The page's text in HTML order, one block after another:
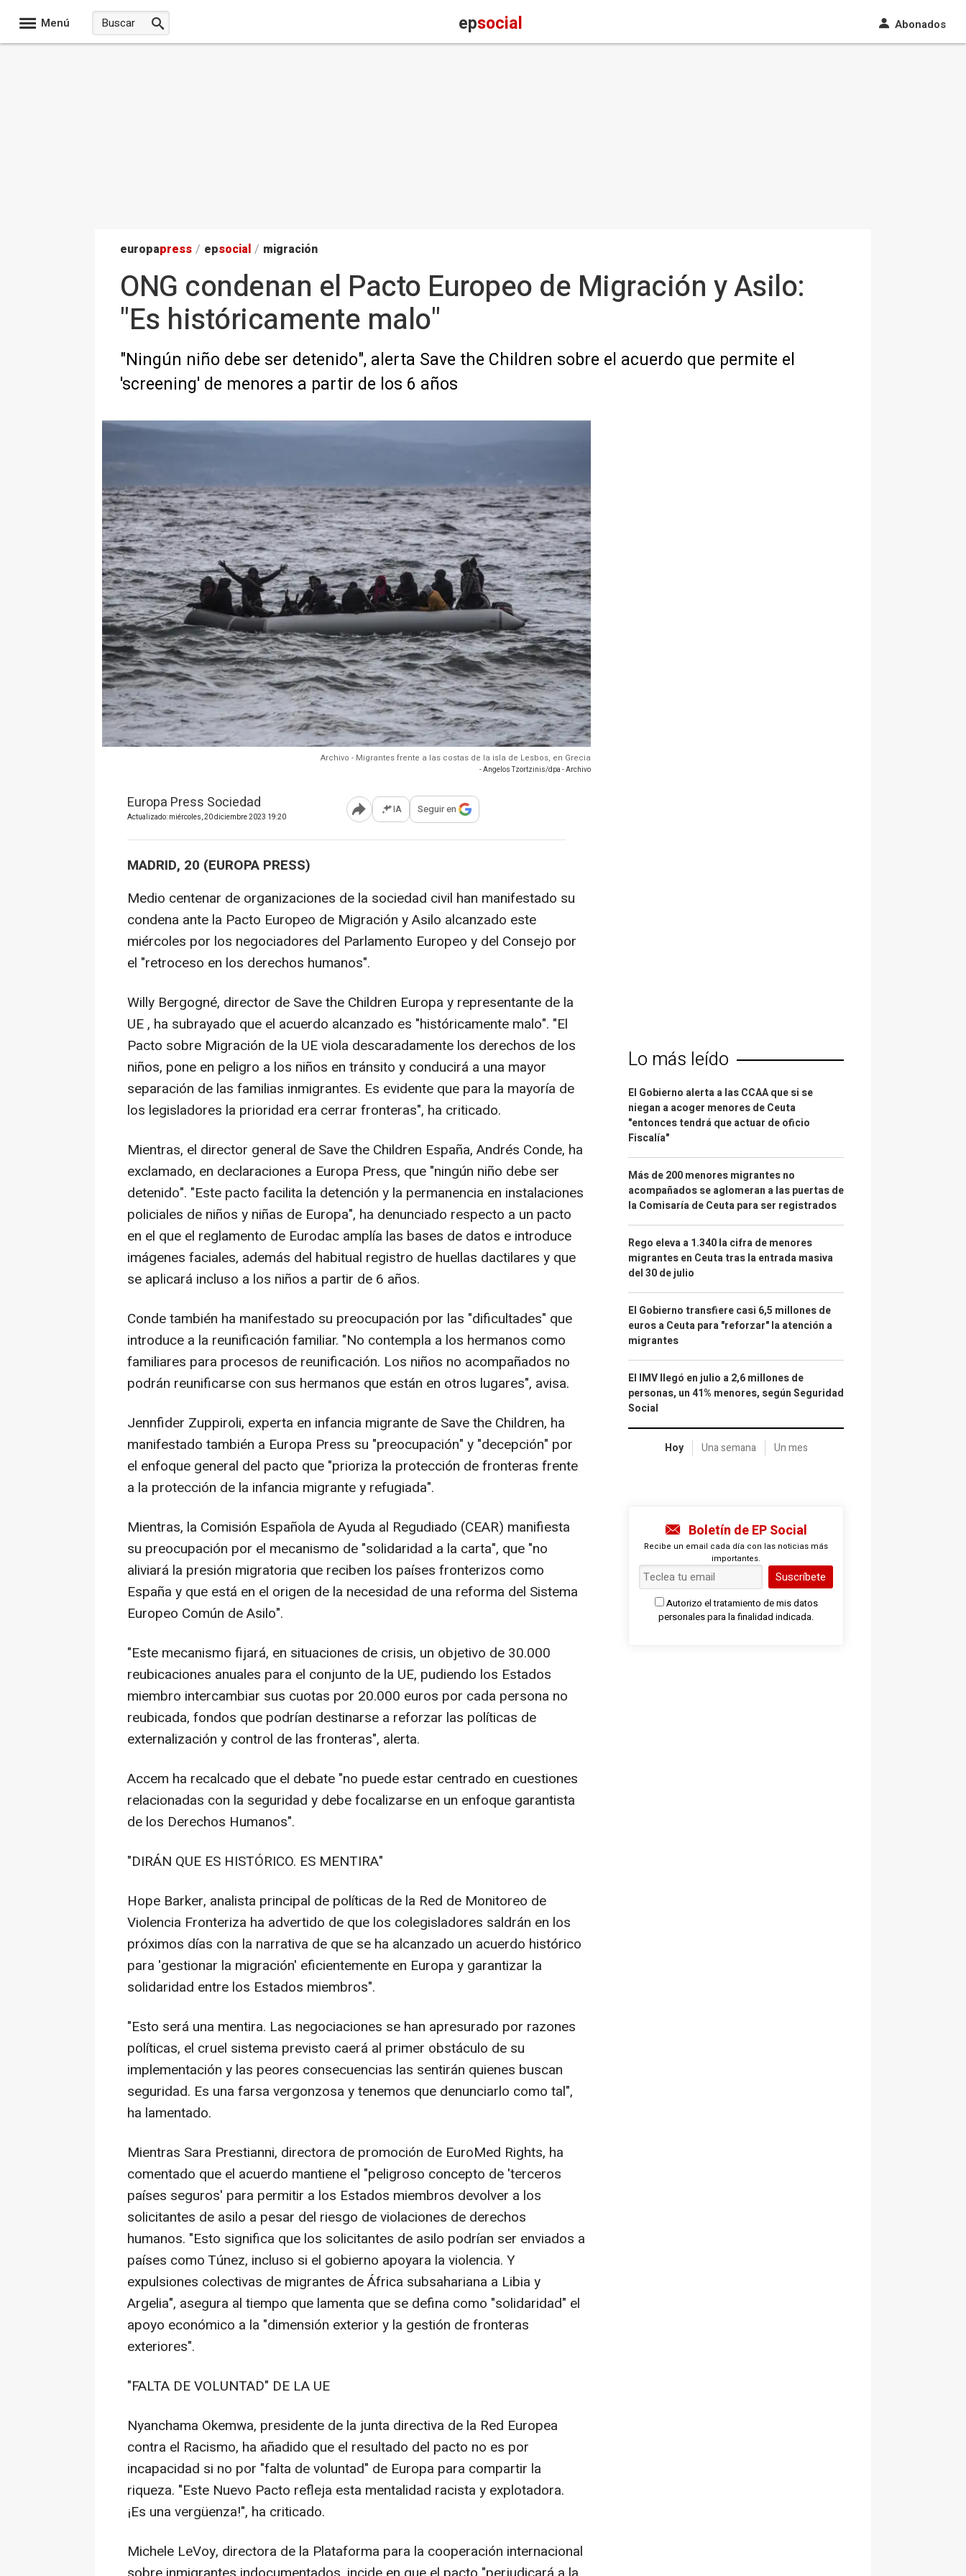
Menú epsocial Abonados
europapress / epsocial / migración
ONG condenan el Pacto Europeo de Migración y Asilo:
"Es históricamente malo"
"Ningún niño debe ser detenido", alerta Save the Children sobre el acuerdo que permite el
'screening' de menores a partir de los 6 años
Archivo - Migrantes frente a las costas de la isla de Lesbos, en Grecia
- Angelos Tzortzinis/dpa - Archivo
Europa Press Sociedad
Actualizado: miércoles, 20 diciembre 2023 19:20 Abrir opciones para compartir
IA Seguir en
MADRID, 20 (EUROPA PRESS)
Medio centenar de organizaciones de la sociedad civil han manifestado su
condena ante la Pacto Europeo de Migración y Asilo alcanzado este
miércoles por los negociadores del Parlamento Europeo y del Consejo por
el "retroceso en los derechos humanos".
Willy Bergogné, director de Save the Children Europa y representante de la
UE , ha subrayado que el acuerdo alcanzado es "históricamente malo". "El
Pacto sobre Migración de la UE viola descaradamente los derechos de los
niños, pone en peligro a los niños en tránsito y conducirá a una mayor
separación de las familias inmigrantes. Es evidente que para la mayoría de
los legisladores la prioridad era cerrar fronteras", ha criticado.
Mientras, el director general de Save the Children España, Andrés Conde, ha
exclamado, en declaraciones a Europa Press, que "ningún niño debe ser
detenido". "Este pacto facilita la detención y la permanencia en instalaciones
policiales de niños y niñas de Europa", ha denunciado respecto a un pacto
en el que el reglamento de Eurodac amplía las bases de datos e introduce
imágenes faciales, además del habitual registro de huellas dactilares y que
se aplicará incluso a los niños a partir de 6 años.
Conde también ha manifestado su preocupación por las "dificultades" que
introduce a la reunificación familiar. "No contempla a los hermanos como
familiares para procesos de reunificación. Los niños no acompañados no
podrán reunificarse con sus hermanos que están en otros lugares", avisa.
Jennfider Zuppiroli, experta en infancia migrante de Save the Children, ha
manifestado también a Europa Press su "preocupación" y "decepción" por
el enfoque general del pacto que "prioriza la protección de fronteras frente
a la protección de la infancia migrante y refugiada".
Mientras, la Comisión Española de Ayuda al Regudiado (CEAR) manifiesta
su preocupación por el mecanismo de "solidaridad a la carta", que "no
aliviará la presión migratoria que reciben los países fronterizos como
España y que está en el origen de la necesidad de una reforma del Sistema
Europeo Común de Asilo".
"Este mecanismo fijará, en situaciones de crisis, un objetivo de 30.000
reubicaciones anuales para el conjunto de la UE, pudiendo los Estados
miembro intercambiar sus cuotas por 20.000 euros por cada persona no
reubicada, fondos que podrían destinarse a reforzar las políticas de
externalización y control de las fronteras", alerta.
Accem ha recalcado que el debate "no puede estar centrado en cuestiones
relacionadas con la seguridad y debe focalizarse en un enfoque garantista
de los Derechos Humanos".
"DIRÁN QUE ES HISTÓRICO. ES MENTIRA"
Hope Barker, analista principal de políticas de la Red de Monitoreo de
Violencia Fronteriza ha advertido de que los colegisladores saldrán en los
próximos días con la narrativa de que se ha alcanzado un acuerdo histórico
para 'gestionar la migración' eficientemente en Europa y garantizar la
solidaridad entre los Estados miembros".
"Esto será una mentira. Las negociaciones se han apresurado por razones
políticas, el cruel sistema previsto caerá al primer obstáculo de su
implementación y las peores consecuencias las sentirán quienes buscan
seguridad. Es una farsa vergonzosa y tenemos que denunciarlo como tal",
ha lamentado.
Mientras Sara Prestianni, directora de promoción de EuroMed Rights, ha
comentado que el acuerdo mantiene el "peligroso concepto de 'terceros
países seguros' para permitir a los Estados miembros devolver a los
solicitantes de asilo a pesar del riesgo de violaciones de derechos
humanos. "Esto significa que los solicitantes de asilo podrían ser enviados a
países como Túnez, incluso si el gobierno apoyara la violencia. Y
expulsiones colectivas de migrantes de África subsahariana a Libia y
Argelia", asegura al tiempo que lamenta que se defina como "solidaridad" el
apoyo económico a la "dimensión exterior y la gestión de fronteras
exteriores".
"FALTA DE VOLUNTAD" DE LA UE
Nyanchama Okemwa, presidente de la junta directiva de la Red Europea
contra el Racismo, ha añadido que el resultado del pacto no es por
incapacidad si no por "falta de voluntad" de Europa para compartir la
riqueza. "Este Nuevo Pacto refleja esta mentalidad racista y explotadora.
¡Es una vergüenza!", ha criticado.
Michele LeVoy, directora de la Plataforma para la cooperación internacional
Lo más leído
El Gobierno alerta a las CCAA que si se
niegan a acoger menores de Ceuta
"entonces tendrá que actuar de oficio
Fiscalía"
Más de 200 menores migrantes no
acompañados se aglomeran a las puertas de
la Comisaría de Ceuta para ser registrados
Rego eleva a 1.340 la cifra de menores
migrantes en Ceuta tras la entrada masiva
del 30 de julio
El Gobierno transfiere casi 6,5 millones de
euros a Ceuta para "reforzar" la atención a
migrantes
El IMV llegó en julio a 2,6 millones de
personas, un 41% menores, según Seguridad
Social
Hoy Una semana Un mes
Boletín de EP Social
Recibe un email cada día con las noticias más
importantes.
Suscríbete
Autorizo el tratamiento de mis datos
personales para la finalidad indicada.